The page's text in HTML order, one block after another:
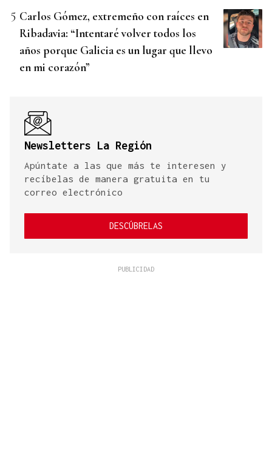
Carlos Gómez, extremeño con raíces en
Ribadavia: “Intentaré volver todos los
años porque Galicia es un lugar que llevo
en mi corazón”
Newsletters La Región
Apúntate a las que más te interesen y
recíbelas de manera gratuita en tu
correo electrónico
DESCÚBRELAS